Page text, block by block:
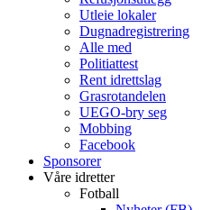
Utleie lokaler
Dugnadregistrering
Alle med
Politiattest
Rent idrettslag
Grasrotandelen
UEGO-bry seg
Mobbing
Facebook
Sponsorer
Våre idretter
Fotball